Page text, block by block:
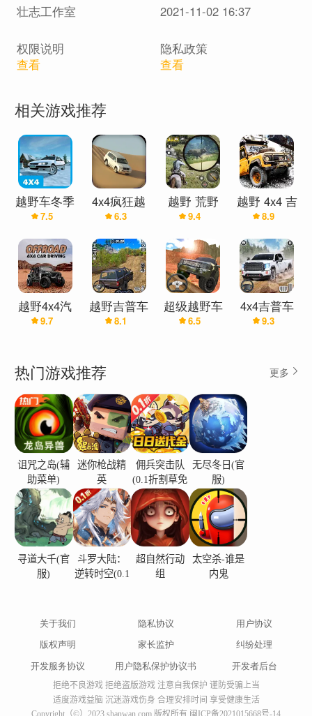
壮志工作室
2021-11-02 16:37
权限说明
查看
隐私政策
查看
相关游戏推荐
越野车冬季
版4x4
7.5
4x4疯狂越
野赛车
6.3
越野 荒野
打猎 4x4 吉
普车
9.4
越野 4x4 吉
普车 集会
越野 驾驶
模拟器
8.9
越野4x4汽
车驾驶游戏
9.7
越野吉普车
模拟器：
8.1
超级越野车
模拟修改版
6.5
4x4吉普车
越野车驾驶
9.3
热门游戏推荐 更多
诅咒之岛(辅
助菜单)
迷你枪战精
英
佣兵突击队
(0.1折割草免
费版)
无尽冬日(官
服)
寻道大千(官
服)
斗罗大陆：
逆转时空(0.1
超自然行动
组
太空杀-谁是
内鬼
关于我们 隐私协议
用户协议
版权声明
家长监护
纠纷处理
开发服务协议
用户隐私保护协议书 开发者后台
拒绝不良游戏 拒绝盗版游戏 注意自我保护 谨防受骗上当
适度游戏益脑 沉迷游戏伤身 合理安排时间 享受健康生活